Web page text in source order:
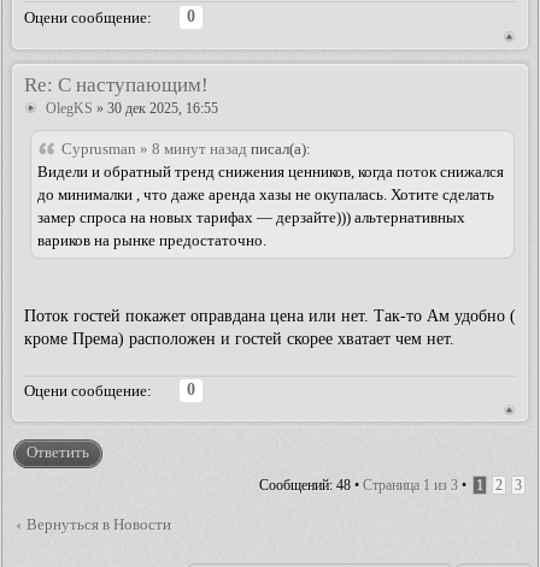
Оцени сообщение:
0
Re: С наступающим!
OlegKS » 30 дек 2025, 16:55
Cyprusman » 8 минут назад писал(а):
Видели и обратный тренд снижения ценников, когда поток снижался
до минималки , что даже аренда хазы не окупалась. Хотите сделать
замер спроса на новых тарифах — дерзайте))) альтернативных
вариков на рынке предостаточно.
Поток гостей покажет оправдана цена или нет. Так-то Ам удобно (
кроме Према) расположен и гостей скорее хватает чем нет.
Оцени сообщение:
0
Ответить
Сообщений: 48 • Страница 1 из 3 • 1 2 3
Вернуться в Новости